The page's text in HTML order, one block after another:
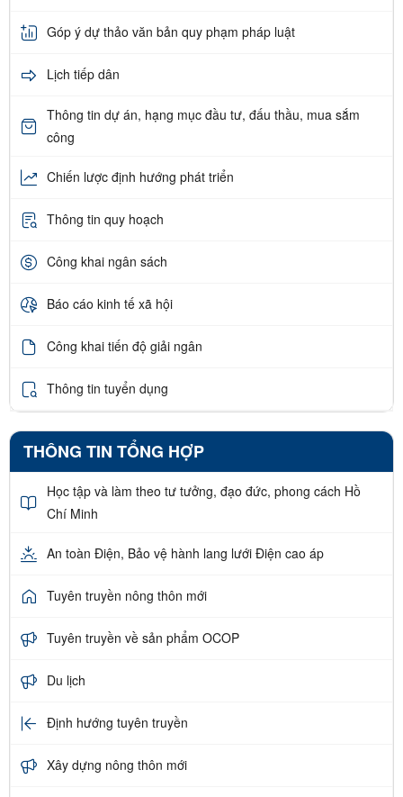
Góp ý dự thảo văn bản quy phạm pháp luật
Lịch tiếp dân
Thông tin dự án, hạng mục đầu tư, đấu thầu, mua sắm
công
Chiến lược định hướng phát triển
Thông tin quy hoạch
Công khai ngân sách
Báo cáo kinh tế xã hội
Công khai tiến độ giải ngân
Thông tin tuyển dụng
THÔNG TIN TỔNG HỢP
Học tập và làm theo tư tưởng, đạo đức, phong cách Hồ
Chí Minh
An toàn Điện, Bảo vệ hành lang lưới Điện cao áp
Tuyên truyền nông thôn mới
Tuyên truyền về sản phẩm OCOP
Du lịch
Định hướng tuyên truyền
Xây dựng nông thôn mới